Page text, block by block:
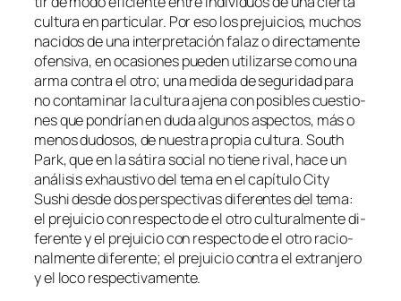
cul­tu­ra en par­ti­cu­lar. Por eso los pre­jui­cios, mu­chos
na­ci­dos de una in­ter­pre­ta­ción fa­laz o di­rec­ta­men­te
ofen­si­va, en oca­sio­nes pue­den uti­li­zar­se co­mo una
ar­ma con­tra el otro; una me­di­da de se­gu­ri­dad pa­ra
no con­ta­mi­nar la cul­tu­ra aje­na con po­si­bles cues­tio­
nes que pon­drían en du­da al­gu­nos as­pec­tos, más o
me­nos du­do­sos, de nues­tra pro­pia cul­tu­ra. South
Park, que en la sá­ti­ra so­cial no tie­ne ri­val, ha­ce un
aná­li­sis exhaus­ti­vo del te­ma en el ca­pí­tu­lo City
Sushi des­de dos pers­pec­ti­vas di­fe­ren­tes del te­ma:
el pre­jui­cio con res­pec­to de el otro cul­tu­ral­men­te di­
fe­ren­te y el pre­jui­cio con res­pec­to de el otro ra­cio­
nal­men­te di­fe­ren­te; el pre­jui­cio con­tra el ex­tran­je­ro
y el lo­co respectivamente.